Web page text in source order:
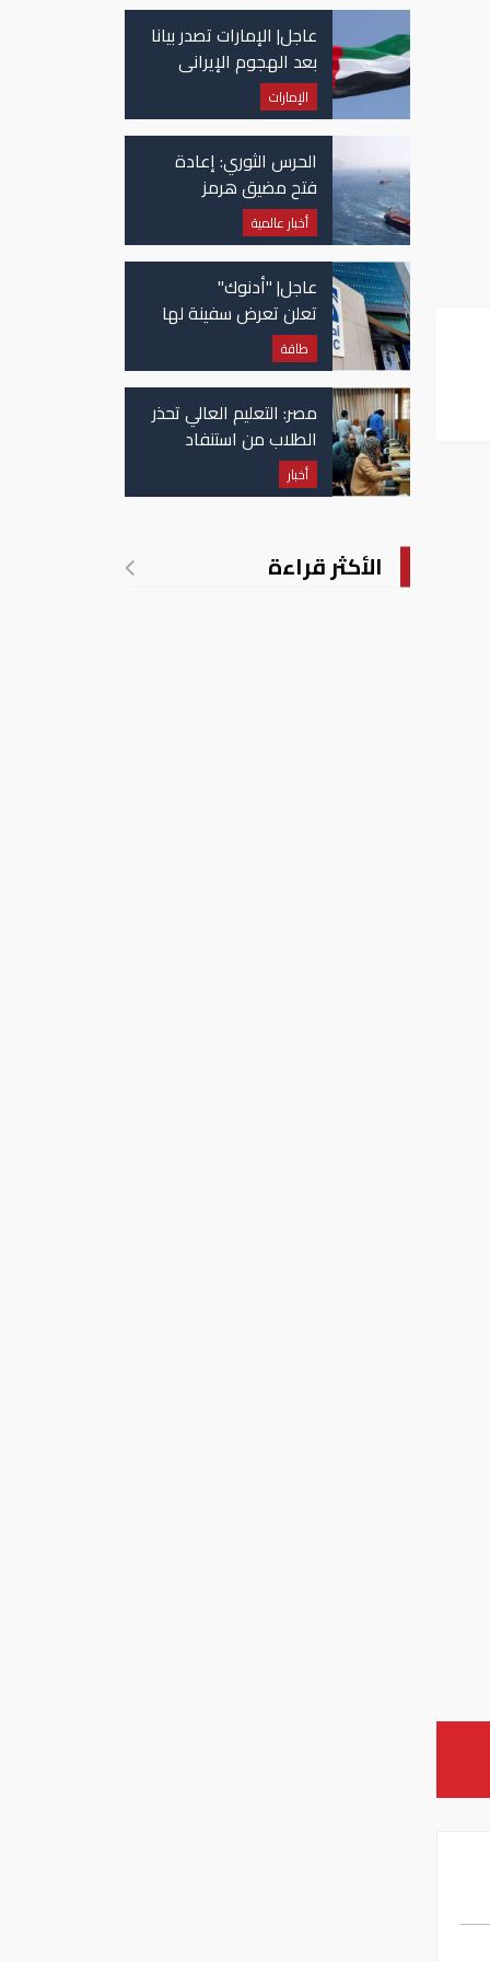
عاجل| الإمارات تصدر بيانا
بعد الهجوم الإيراني
على سفينة تابعة
لـ"أدنوك"
الإمارات
الحرس الثوري: إعادة
فتح مضيق هرمز
مرهونة بقبول واشنطن
الكامل لشروط طهران
أخبار عالمية
عاجل| "أدنوك"
تعلن تعرض سفينة لها
للاستهداف بصاروخ في
مضيق هرمز
طاقة
مصر: التعليم العالي تحذر
الطلاب من استنفاد
الرغبات قبل غلق
التسجيل
أخبار
الأكثر قراءة